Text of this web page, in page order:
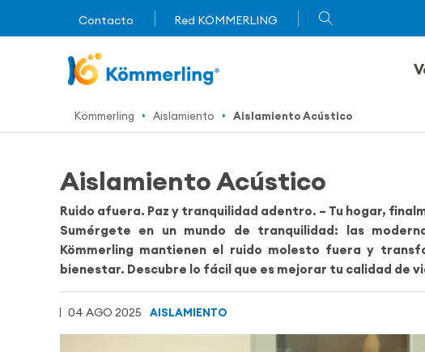
Contacto Red KÖMMERLING
Kömmerling Aislamiento Aislamiento Acústico
Aislamiento Acústico
Ruido afuera. Paz y tranquilidad adentro. – Tu hogar,
Sumérgete en un mundo de tranquilidad: las
Kömmerling mantienen el ruido molesto fuera y
bienestar. Descubre lo fácil que es mejorar tu calidad de
04 AGO 2025 AISLAMIENTO